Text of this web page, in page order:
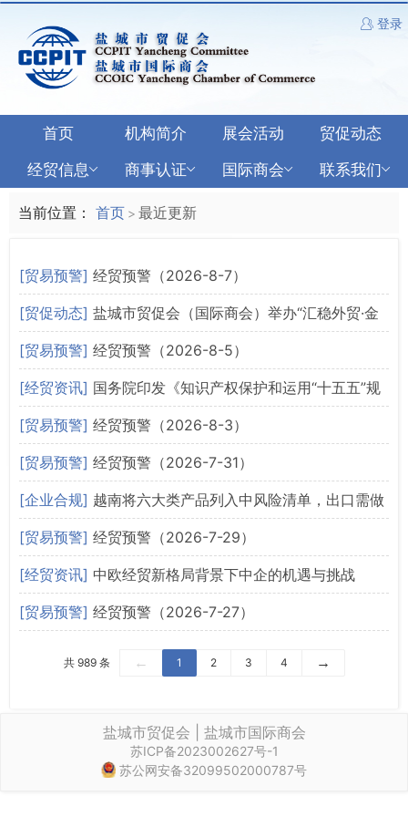
登录
首页 机构简介 展会活动
贸促动态
经贸信息
商事认证 国际商会 联系我们
当前位置： 首页 > 最近更新
[贸易预警] 经贸预警（2026-8-7）
[贸促动态] 盐城市贸促会（国际商会）举办“汇稳外贸·金
融赋能”主题活动
[贸易预警] 经贸预警（2026-8-5）
[经贸资讯] 国务院印发《知识产权保护和运用“十五五”规
划》
[贸易预警] 经贸预警（2026-8-3）
[贸易预警] 经贸预警（2026-7-31）
[企业合规] 越南将六大类产品列入中风险清单，出口需做
合格声明
[贸易预警] 经贸预警（2026-7-29）
[经贸资讯] 中欧经贸新格局背景下中企的机遇与挑战
[贸易预警] 经贸预警（2026-7-27）
共 989 条 ← 1 2 3 4 →
盐城市贸促会 | 盐城市国际商会
苏ICP备2023002627号-1
苏公网安备32099502000787号